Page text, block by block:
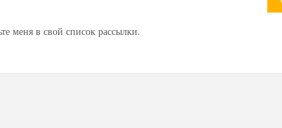
меня в свой список рассылки.